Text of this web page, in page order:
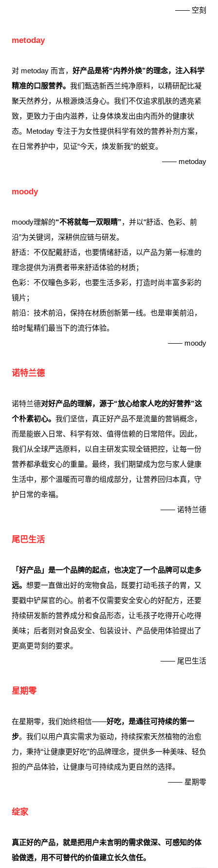
—— 空刻
metoday
对 metoday 而言， 好产品是将“内养外焕”的理念，注入科学
精准的口服营养。 我们甄选新西兰纯净原料，以精研配比凝
聚天然养分，从根源焕活身心。我们不仅追求肌肤的透亮紧
致，更致力于由内滋养，让身体焕发出由内而外的健康状
态。Metoday 专注于为女性提供科学有效的营养补剂方案，
在日常养护中，见证“今天，焕发新我”的蜕变。
—— metoday
moody
moody理解的“不将就每一双眼睛”，并以“舒适、色彩、前
沿”为关键词，深耕供应链与研发。
舒适：不仅配戴舒适，也要情绪舒适，以产品为第一标准的
理念提供为消费者带来舒适体验的材质；
色彩：不仅瞳色多彩，也要生活多彩，打造时尚丰富多彩的
镜片；
前沿：技术前沿，保持在材质创新第一线。也是审美前沿，
给时髦精们最当下的流行体验。
—— moody
诺特兰德
诺特兰德对好产品的理解，源于“放心给家人吃的好营养”这
个朴素初心。 我们坚信，真正好产品不是流量的营销概念，
而是能嵌入日常、科学有效、值得信赖的日常陪伴。因此，
我们从全球严选原料，以自主研发实现全链把控，让每一份
营养都承载安心的重量。最终，我们期望成为您与家人健康
生活中，那个温暖而可靠的组成部分，让营养回归本真，守
护日常的幸福。
—— 诺特兰德
尾巴生活
「好产品」是一个品牌的起点，也决定了一个品牌可以走多
远。 想要一直做出好的宠物食品，既要打动毛孩子的胃，又
要戳中铲屎官的心。前者不仅需要安全安心的好配方，还要
持续研发新的营养成分和食品形态，让毛孩子吃得开心吃得
美味；后者则对食品安全、包装设计、产品使用体验提出了
更高更苛刻的要求。
—— 尾巴生活
星期零
在星期零，我们始终相信——好吃，是通往可持续的第一
步。我们以用户真实需求为驱动，持续探索天然植物的治愈
力，秉持“让健康更好吃”的品牌理念，提供多一种美味、轻负
担的产品体验，让健康与可持续成为更自然的选择。
—— 星期零
绽家
真正好的产品，就是把用户未言明的需求做深、可感知的体
验做透，用不可替代的价值建立长久信任。